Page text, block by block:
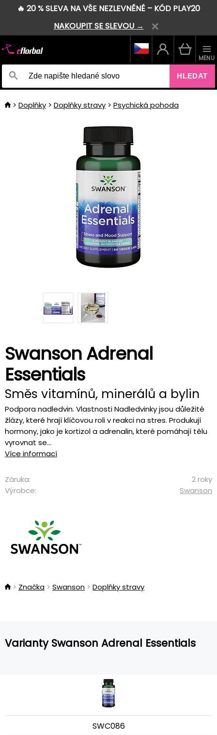
🔥 20 % SLEVA NA VŠE NEZLEVNĚNÉ – KÓD PLAY20
NAKOUPIT SE SLEVOU →
HLEDAT
MENU
Doplňky Doplňky stravy Psychická pohoda
Swanson Adrenal
Essentials
Směs vitamínů, minerálů a bylin
Podpora nadledvin. Vlastnosti Nadledvinky jsou důležité
žlázy, které hrají klíčovou roli v reakci na stres. Produkují
hormony, jako je kortizol a adrenalin, které pomáhají tělu
vyrovnat se...
Více informací
Záruka:
2 roky
Výrobce:
Swanson
Značka Swanson Doplňky stravy
Varianty Swanson Adrenal Essentials
SWC086